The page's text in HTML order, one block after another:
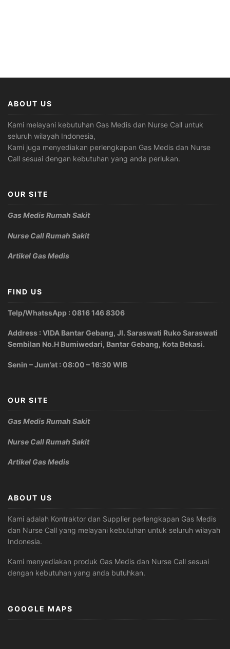
ABOUT US
Kami melayani kebutuhan Gas Medis dan Nurse Call untuk
seluruh wilayah Indonesia,
Kami juga menyediakan perlengkapan Gas Medis dan Nurse
Call sesuai dengan kebutuhan yang anda perlukan.
OUR SITE
Gas Medis Rumah Sakit
Nurse Call Rumah Sakit
Artikel Gas Medis
FIND US
Telp/WhatssApp : 0816 146 8306
Address : VIDA Bantar Gebang, Jl. Saraswati Ruko Saraswati
Sembilan No.H Bumiwedari, Bantar Gebang, Kota Bekasi.
Senin – Jum’at : 08:00 – 16:30 WIB
OUR SITE
Gas Medis Rumah Sakit
Nurse Call Rumah Sakit
Artikel Gas Medis
ABOUT US
Kami adalah Kontraktor dan Supplier perlengkapan Gas Medis
dan Nurse Call yang melayani kebutuhan untuk seluruh wilayah
Indonesia.
Kami menyediakan produk Gas Medis dan Nurse Call sesuai
dengan kebutuhan yang anda butuhkan.
GOOGLE MAPS